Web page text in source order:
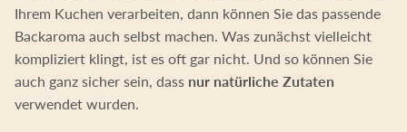
Ihrem Kuchen verarbeiten, dann können Sie das passende
Backaroma auch selbst machen. Was zunächst vielleicht
kompliziert klingt, ist es oft gar nicht. Und so können Sie
auch ganz sicher sein, dass nur natürliche Zutaten
verwendet wurden.